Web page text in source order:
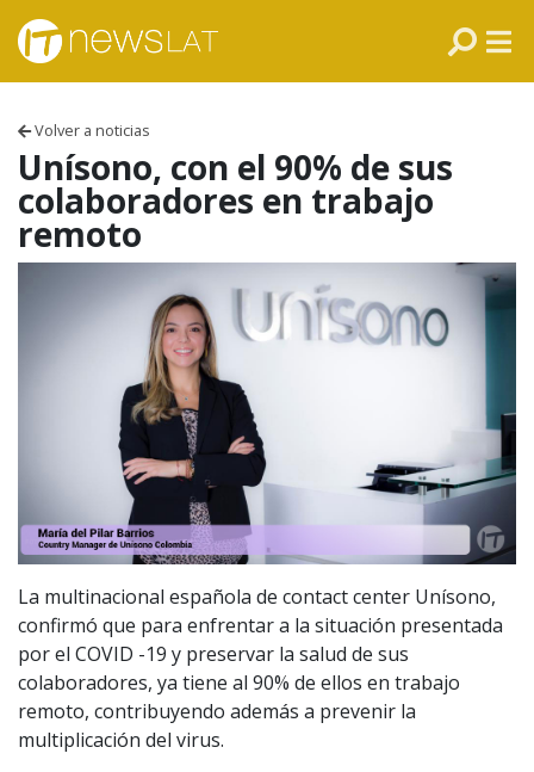
Skip to content
Volver a noticias
Unísono, con el 90% de sus
colaboradores en trabajo
remoto
La multinacional española de contact center Unísono,
confirmó que para enfrentar a la situación presentada
por el COVID -19 y preservar la salud de sus
colaboradores, ya tiene al 90% de ellos en trabajo
remoto, contribuyendo además a prevenir la
multiplicación del virus.
VENEZUELA
ECUADOR
CHILE
ARGENTINA
MÉXICO